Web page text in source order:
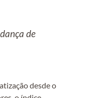
de
desde o